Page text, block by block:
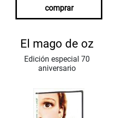
comprar
El mago de oz
Edición especial 70
aniversario